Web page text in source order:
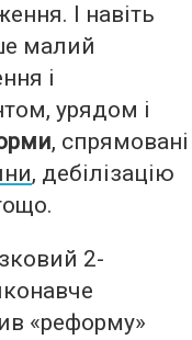
І навіть
малий
і
урядом і
, спрямовані
, дебілізацію
2-
«реформу»